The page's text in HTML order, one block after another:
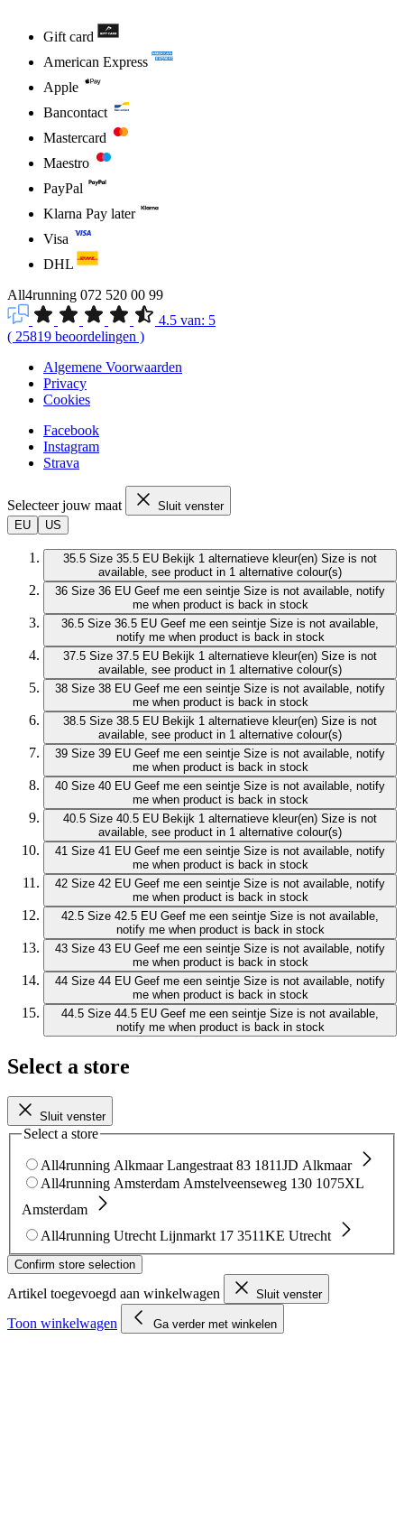
Gift card
American Express
Apple
Bancontact
Mastercard
Maestro
PayPal
Klarna Pay later
Visa
DHL
All4running 072 520 00 99
4.5 van: 5
( 25819 beoordelingen )
Algemene Voorwaarden
Privacy
Cookies
Facebook
Instagram
Strava
Selecteer jouw maat
Sluit venster
EU
US
35.5 Size 35.5 EU Bekijk 1 alternatieve kleur(en) Size is not
available, see product in 1 alternative colour(s)
36 Size 36 EU Geef me een seintje Size is not available, notify
me when product is back in stock
36.5 Size 36.5 EU Geef me een seintje Size is not available,
notify me when product is back in stock
37.5 Size 37.5 EU Bekijk 1 alternatieve kleur(en) Size is not
available, see product in 1 alternative colour(s)
38 Size 38 EU Geef me een seintje Size is not available, notify
me when product is back in stock
38.5 Size 38.5 EU Bekijk 1 alternatieve kleur(en) Size is not
available, see product in 1 alternative colour(s)
39 Size 39 EU Geef me een seintje Size is not available, notify
me when product is back in stock
40 Size 40 EU Geef me een seintje Size is not available, notify
me when product is back in stock
40.5 Size 40.5 EU Bekijk 1 alternatieve kleur(en) Size is not
available, see product in 1 alternative colour(s)
41 Size 41 EU Geef me een seintje Size is not available, notify
me when product is back in stock
42 Size 42 EU Geef me een seintje Size is not available, notify
me when product is back in stock
42.5 Size 42.5 EU Geef me een seintje Size is not available,
notify me when product is back in stock
43 Size 43 EU Geef me een seintje Size is not available, notify
me when product is back in stock
44 Size 44 EU Geef me een seintje Size is not available, notify
me when product is back in stock
44.5 Size 44.5 EU Geef me een seintje Size is not available,
notify me when product is back in stock
Select a store
Sluit venster
Select a store
All4running Alkmaar Langestraat 83 1811JD Alkmaar
All4running Amsterdam Amstelveenseweg 130 1075XL
Amsterdam
All4running Utrecht Lijnmarkt 17 3511KE Utrecht
Confirm store selection
Artikel toegevoegd aan winkelwagen Sluit venster
Toon winkelwagen Ga verder met winkelen